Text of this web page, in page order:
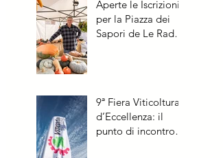
Aperte le Iscrizioni
per la Piazza dei
Sapori de Le Radici
9ª Fiera Viticoltura
d’Eccellenza: il
punto di incontro